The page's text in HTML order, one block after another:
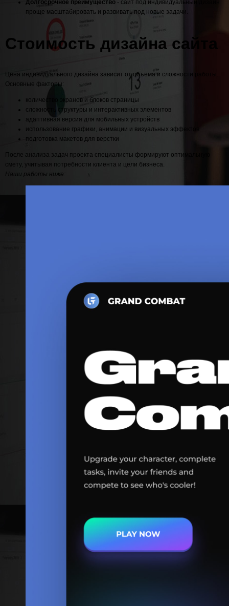
Долгосрочное преимущество - сайт под индивидуальный дизайн
проще масштабировать и развивать под новые задачи.
Стоимость дизайна сайта
Цена индивидуального дизайна зависит от объема и сложности работы.
Основные факторы:
количество экранов и блоков страницы
сложность структуры и интерактивных элементов
адаптивная версия для мобильных устройств
использование графики, анимации и визуальных эффектов
подготовка макетов для верстки
После анализа задач проекта специалисты формируют оптимальную
смету, учитывая потребности клиента и цели бизнеса.
Наши работы ниже: